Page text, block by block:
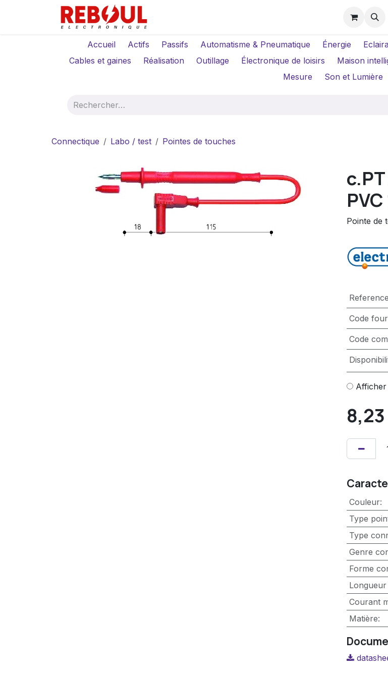
Se rendre au contenu
Location Caméras
Accueil Actifs Passifs Automatisme & Pneumatique Énergie
Cables et gaines
Réalisation Outillage Électronique de loisirs Maison
Mesure
Son et Lumière
Connectique Labo / test Pointes de touches
Pointe de
Code
Code
8,23
Couleur:
Type
Type
Genre
Forme
Courant
Matière: